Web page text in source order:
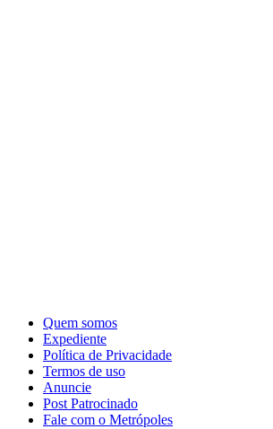
Quem somos
Expediente
Política de Privacidade
Termos de uso
Anuncie
Post Patrocinado
Fale com o Metrópoles